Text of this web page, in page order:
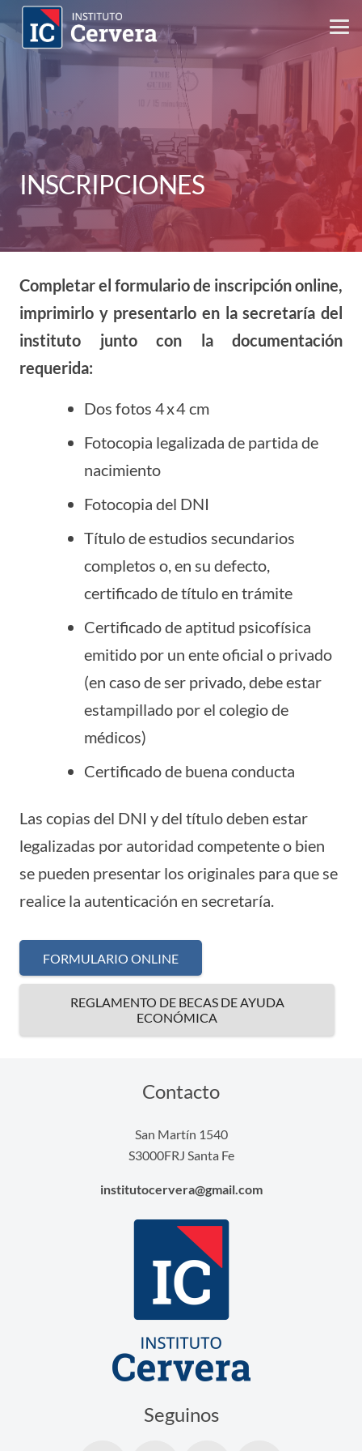
INSCRIPCIONES
Completar el formulario de inscripción online,
imprimirlo y presentarlo en la secretaría del
instituto junto con la documentación
requerida:
Dos fotos 4 x 4 cm
Fotocopia legalizada de partida de
nacimiento
Fotocopia del DNI
Título de estudios secundarios
completos o, en su defecto,
certificado de título en trámite
Certificado de aptitud psicofísica
emitido por un ente oficial o privado
(en caso de ser privado, debe estar
estampillado por el colegio de
médicos)
Certificado de buena conducta
Las copias del DNI y del título deben estar
legalizadas por autoridad competente o bien
se pueden presentar los originales para que se
realice la autenticación en secretaría.
FORMULARIO ONLINE
REGLAMENTO DE BECAS DE AYUDA
ECONÓMICA
Contacto
San Martín 1540
S3000FRJ Santa Fe
institutocervera@gmail.com
Seguinos